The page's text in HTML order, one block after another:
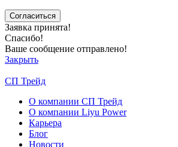
Заявка принята!
Спасибо!
Ваше сообщение отправлено!
Закрыть
СП Трейд
О компании СП Трейд
О компании Liyu Power
Карьера
Блог
Новости